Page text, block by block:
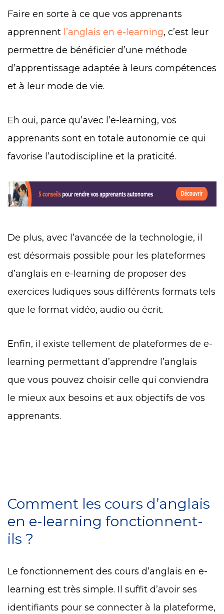
Faire en sorte à ce que vos apprenants
apprennent l’anglais en e-learning, c’est leur
permettre de bénéficier d’une méthode
d’apprentissage adaptée à leurs compétences
et à leur mode de vie.
Eh oui, parce qu’avec l’e-learning, vos
apprenants sont en totale autonomie ce qui
favorise l’autodiscipline et la praticité.
De plus, avec l’avancée de la technologie, il
est désormais possible pour les plateformes
d’anglais en e-learning de proposer des
exercices ludiques sous différents formats tels
que le format vidéo, audio ou écrit.
Enfin, il existe tellement de plateformes de e-
learning permettant d’apprendre l’anglais
que vous pouvez choisir celle qui conviendra
le mieux aux besoins et aux objectifs de vos
apprenants.
Comment les cours d’anglais
en e-learning fonctionnent-
ils ?
Le fonctionnement des cours d’anglais en e-
learning est très simple. Il suffit d’avoir ses
identifiants pour se connecter à la plateforme,